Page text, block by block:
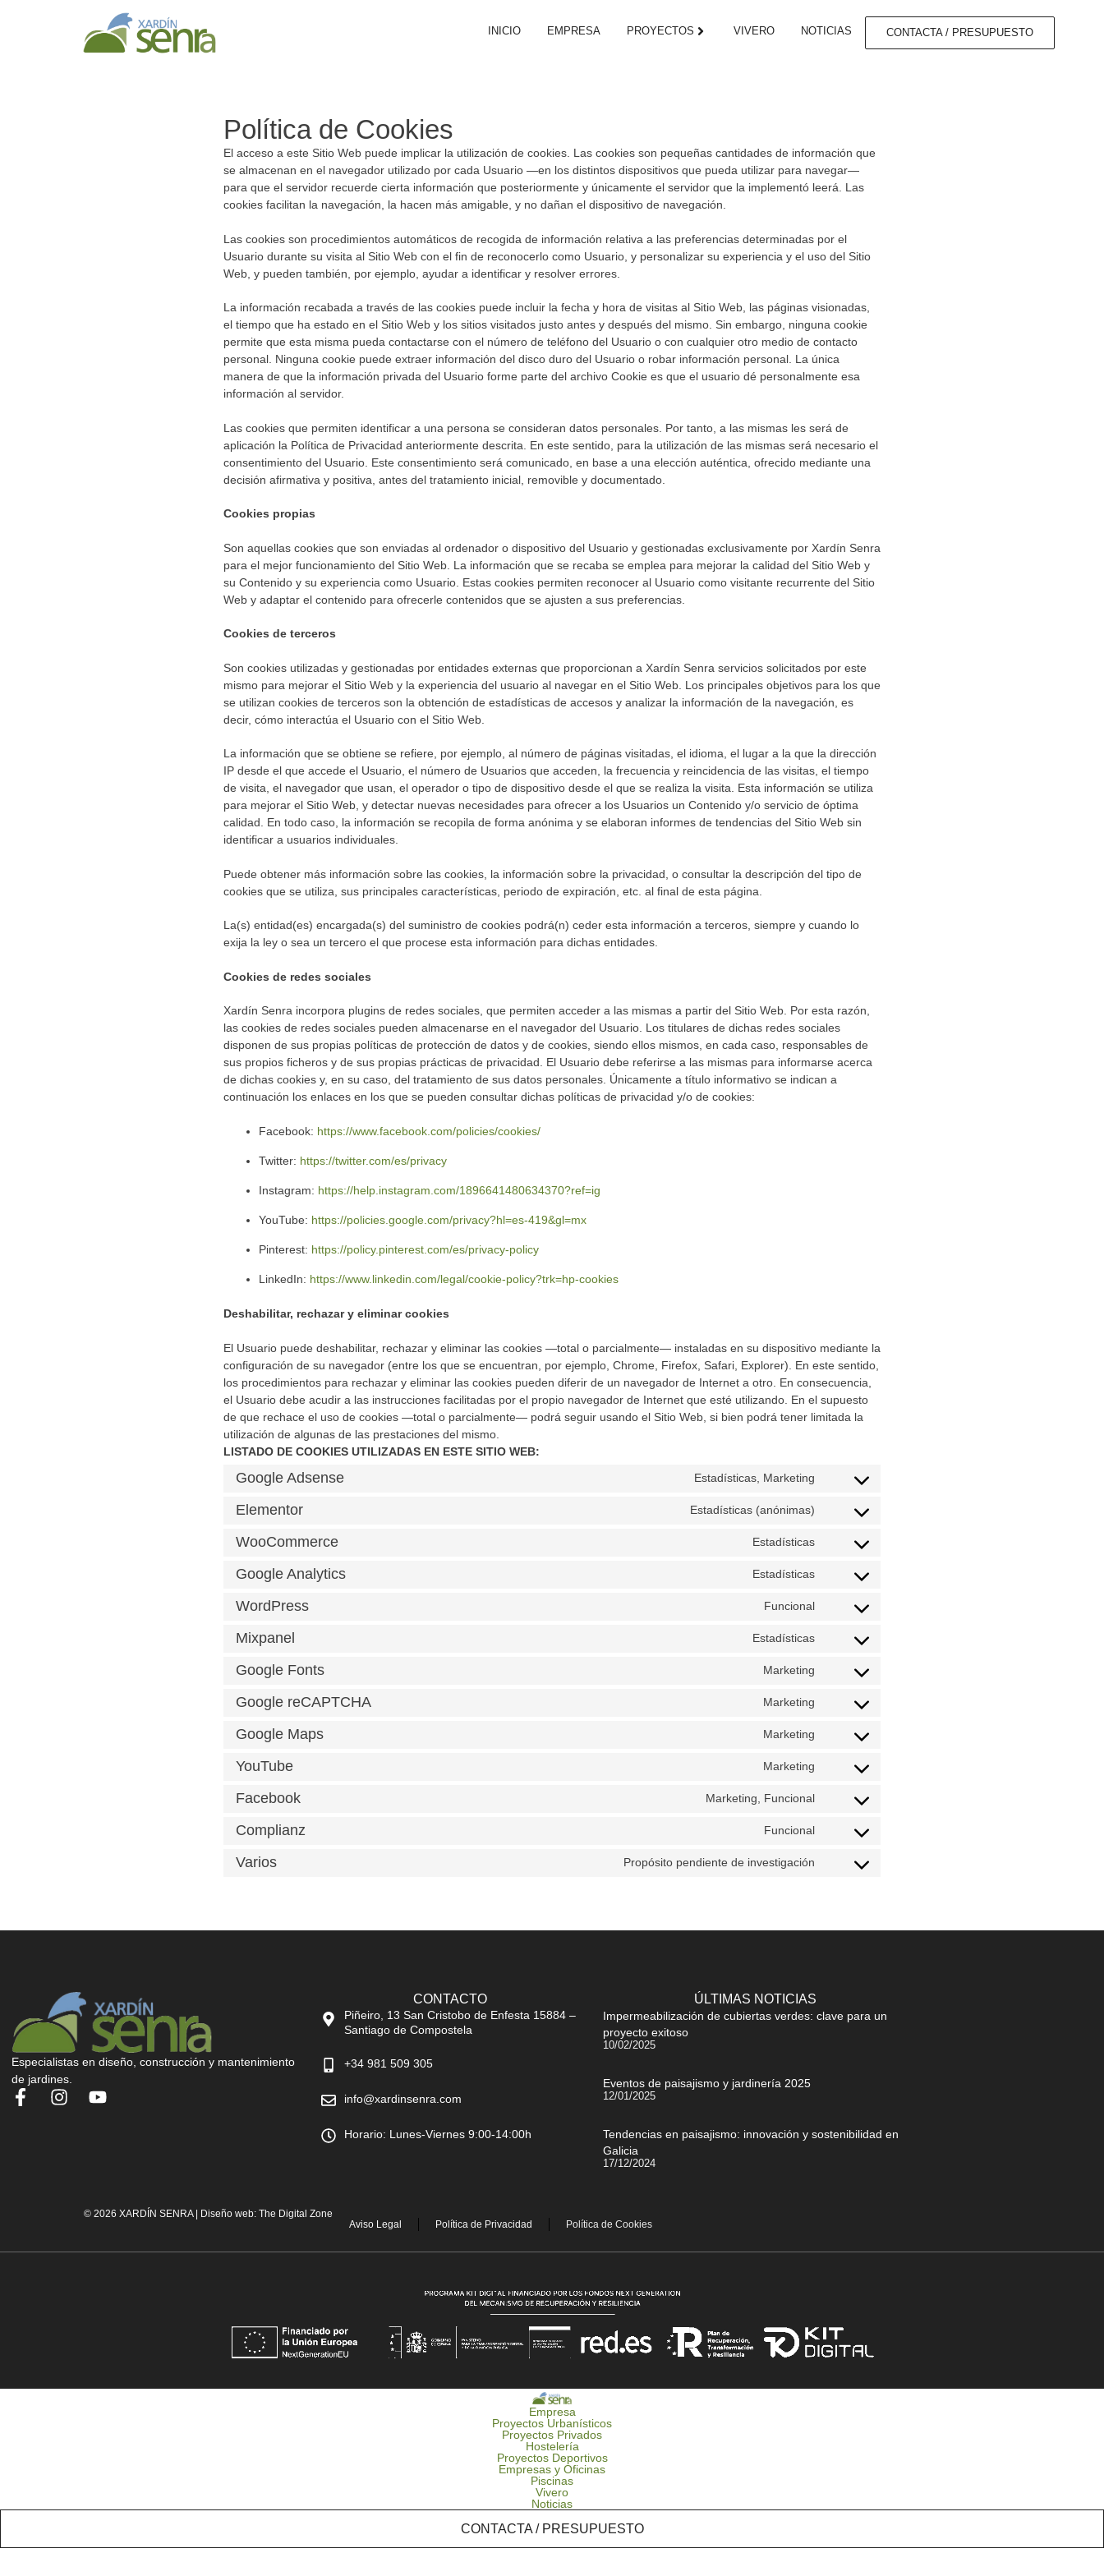
INICIO EMPRESA PROYECTOS VIVERO NOTICIAS CONTACTA / PRESUPUESTO
Política de Cookies
El acceso a este Sitio Web puede implicar la utilización de cookies. Las cookies son pequeñas cantidades de información que
se almacenan en el navegador utilizado por cada Usuario —en los distintos dispositivos que pueda utilizar para navegar—
para que el servidor recuerde cierta información que posteriormente y únicamente el servidor que la implementó leerá. Las
cookies facilitan la navegación, la hacen más amigable, y no dañan el dispositivo de navegación.
Las cookies son procedimientos automáticos de recogida de información relativa a las preferencias determinadas por el
Usuario durante su visita al Sitio Web con el fin de reconocerlo como Usuario, y personalizar su experiencia y el uso del Sitio
Web, y pueden también, por ejemplo, ayudar a identificar y resolver errores.
La información recabada a través de las cookies puede incluir la fecha y hora de visitas al Sitio Web, las páginas visionadas,
el tiempo que ha estado en el Sitio Web y los sitios visitados justo antes y después del mismo. Sin embargo, ninguna cookie
permite que esta misma pueda contactarse con el número de teléfono del Usuario o con cualquier otro medio de contacto
personal. Ninguna cookie puede extraer información del disco duro del Usuario o robar información personal. La única
manera de que la información privada del Usuario forme parte del archivo Cookie es que el usuario dé personalmente esa
información al servidor.
Las cookies que permiten identificar a una persona se consideran datos personales. Por tanto, a las mismas les será de
aplicación la Política de Privacidad anteriormente descrita. En este sentido, para la utilización de las mismas será necesario el
consentimiento del Usuario. Este consentimiento será comunicado, en base a una elección auténtica, ofrecido mediante una
decisión afirmativa y positiva, antes del tratamiento inicial, removible y documentado.
Cookies propias
Son aquellas cookies que son enviadas al ordenador o dispositivo del Usuario y gestionadas exclusivamente por Xardín Senra
para el mejor funcionamiento del Sitio Web. La información que se recaba se emplea para mejorar la calidad del Sitio Web y
su Contenido y su experiencia como Usuario. Estas cookies permiten reconocer al Usuario como visitante recurrente del Sitio
Web y adaptar el contenido para ofrecerle contenidos que se ajusten a sus preferencias.
Cookies de terceros
Son cookies utilizadas y gestionadas por entidades externas que proporcionan a Xardín Senra servicios solicitados por este
mismo para mejorar el Sitio Web y la experiencia del usuario al navegar en el Sitio Web. Los principales objetivos para los que
se utilizan cookies de terceros son la obtención de estadísticas de accesos y analizar la información de la navegación, es
decir, cómo interactúa el Usuario con el Sitio Web.
La información que se obtiene se refiere, por ejemplo, al número de páginas visitadas, el idioma, el lugar a la que la dirección
IP desde el que accede el Usuario, el número de Usuarios que acceden, la frecuencia y reincidencia de las visitas, el tiempo
de visita, el navegador que usan, el operador o tipo de dispositivo desde el que se realiza la visita. Esta información se utiliza
para mejorar el Sitio Web, y detectar nuevas necesidades para ofrecer a los Usuarios un Contenido y/o servicio de óptima
calidad. En todo caso, la información se recopila de forma anónima y se elaboran informes de tendencias del Sitio Web sin
identificar a usuarios individuales.
Puede obtener más información sobre las cookies, la información sobre la privacidad, o consultar la descripción del tipo de
cookies que se utiliza, sus principales características, periodo de expiración, etc. al final de esta página.
La(s) entidad(es) encargada(s) del suministro de cookies podrá(n) ceder esta información a terceros, siempre y cuando lo
exija la ley o sea un tercero el que procese esta información para dichas entidades.
Cookies de redes sociales
Xardín Senra incorpora plugins de redes sociales, que permiten acceder a las mismas a partir del Sitio Web. Por esta razón,
las cookies de redes sociales pueden almacenarse en el navegador del Usuario. Los titulares de dichas redes sociales
disponen de sus propias políticas de protección de datos y de cookies, siendo ellos mismos, en cada caso, responsables de
sus propios ficheros y de sus propias prácticas de privacidad. El Usuario debe referirse a las mismas para informarse acerca
de dichas cookies y, en su caso, del tratamiento de sus datos personales. Únicamente a título informativo se indican a
continuación los enlaces en los que se pueden consultar dichas políticas de privacidad y/o de cookies:
Facebook: https://www.facebook.com/policies/cookies/
Twitter: https://twitter.com/es/privacy
Instagram: https://help.instagram.com/1896641480634370?ref=ig
YouTube: https://policies.google.com/privacy?hl=es-419&gl=mx
Pinterest: https://policy.pinterest.com/es/privacy-policy
LinkedIn: https://www.linkedin.com/legal/cookie-policy?trk=hp-cookies
Deshabilitar, rechazar y eliminar cookies
El Usuario puede deshabilitar, rechazar y eliminar las cookies —total o parcialmente— instaladas en su dispositivo mediante la
configuración de su navegador (entre los que se encuentran, por ejemplo, Chrome, Firefox, Safari, Explorer). En este sentido,
los procedimientos para rechazar y eliminar las cookies pueden diferir de un navegador de Internet a otro. En consecuencia,
el Usuario debe acudir a las instrucciones facilitadas por el propio navegador de Internet que esté utilizando. En el supuesto
de que rechace el uso de cookies —total o parcialmente— podrá seguir usando el Sitio Web, si bien podrá tener limitada la
utilización de algunas de las prestaciones del mismo.
LISTADO DE COOKIES UTILIZADAS EN ESTE SITIO WEB:
Google Adsense Estadísticas, Marketing
Elementor Estadísticas (anónimas)
WooCommerce Estadísticas
Google Analytics Estadísticas
WordPress Funcional
Mixpanel Estadísticas
Google Fonts Marketing
Google reCAPTCHA Marketing
Google Maps Marketing
YouTube Marketing
Facebook Marketing, Funcional
Complianz Funcional
Varios Propósito pendiente de investigación
Especialistas en diseño, construcción y mantenimiento
de jardines.
CONTACTO
Piñeiro, 13 San Cristobo de Enfesta 15884 –
Santiago de Compostela
+34 981 509 305
info@xardinsenra.com
Horario: Lunes-Viernes 9:00-14:00h
ÚLTIMAS NOTICIAS
Impermeabilización de cubiertas verdes: clave para un
proyecto exitoso
10/02/2025
Eventos de paisajismo y jardinería 2025
12/01/2025
Tendencias en paisajismo: innovación y sostenibilidad en
Galicia
17/12/2024
© 2026 XARDÍN SENRA | Diseño web: The Digital Zone
Aviso Legal
Política de Privacidad Política de Cookies
Empresa
Proyectos Urbanísticos
Proyectos Privados
Hostelería
Proyectos Deportivos
Empresas y Oficinas
Piscinas
Vivero
Noticias
CONTACTA / PRESUPUESTO